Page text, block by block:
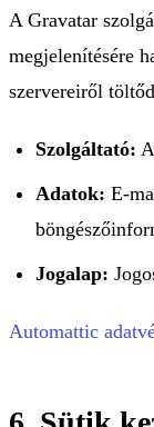
A Gravatar
megjelenítésére
szervereiről
Szolgáltató:
Adatok: E-
Jogalap:
Automattic